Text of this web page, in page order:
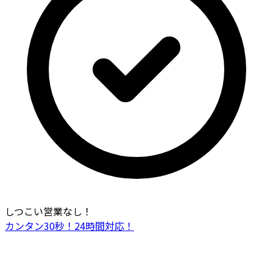
しつこい営業なし！
カンタン30秒！24時間対応！